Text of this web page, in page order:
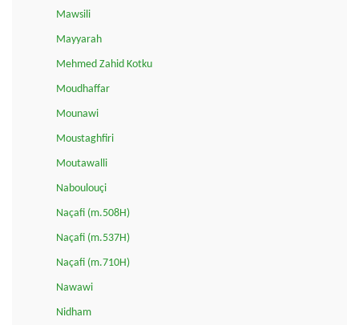
Mawsili
Mayyarah
Mehmed Zahid Kotku
Moudhaffar
Mounawi
Moustaghfiri
Moutawalli
Naboulouçi
Naçafi (m.508H)
Naçafi (m.537H)
Naçafi (m.710H)
Nawawi
Nidham